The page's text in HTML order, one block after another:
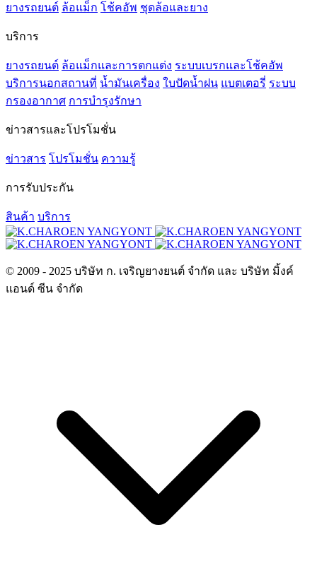
ยางรถยนต์ ล้อแม็ก โช้คอัพ ชุดล้อและยาง
บริการ
ยางรถยนต์ ล้อแม็กและการตกแต่ง ระบบเบรกและโช้คอัพ
บริการนอกสถานที่ น้ำมันเครื่อง ใบปัดน้ำฝน แบตเตอรี่ ระบบ
กรองอากาศ การบำรุงรักษา
ข่าวสารและโปรโมชั่น
ข่าวสาร โปรโมชั่น ความรู้
การรับประกัน
สินค้า บริการ
© 2009 - 2025 บริษัท ก. เจริญยางยนต์ จำกัด และ บริษัท มิ้งค์
แอนด์ ซีน จำกัด